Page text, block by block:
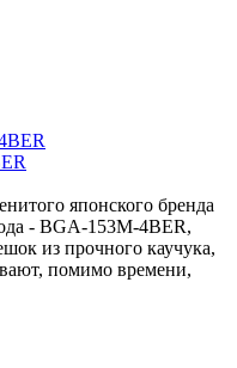
японского бренда
- BGA-153M-4BER,
из прочного каучука,
помимо времени,